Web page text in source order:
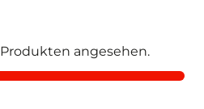
Produkten angesehen.